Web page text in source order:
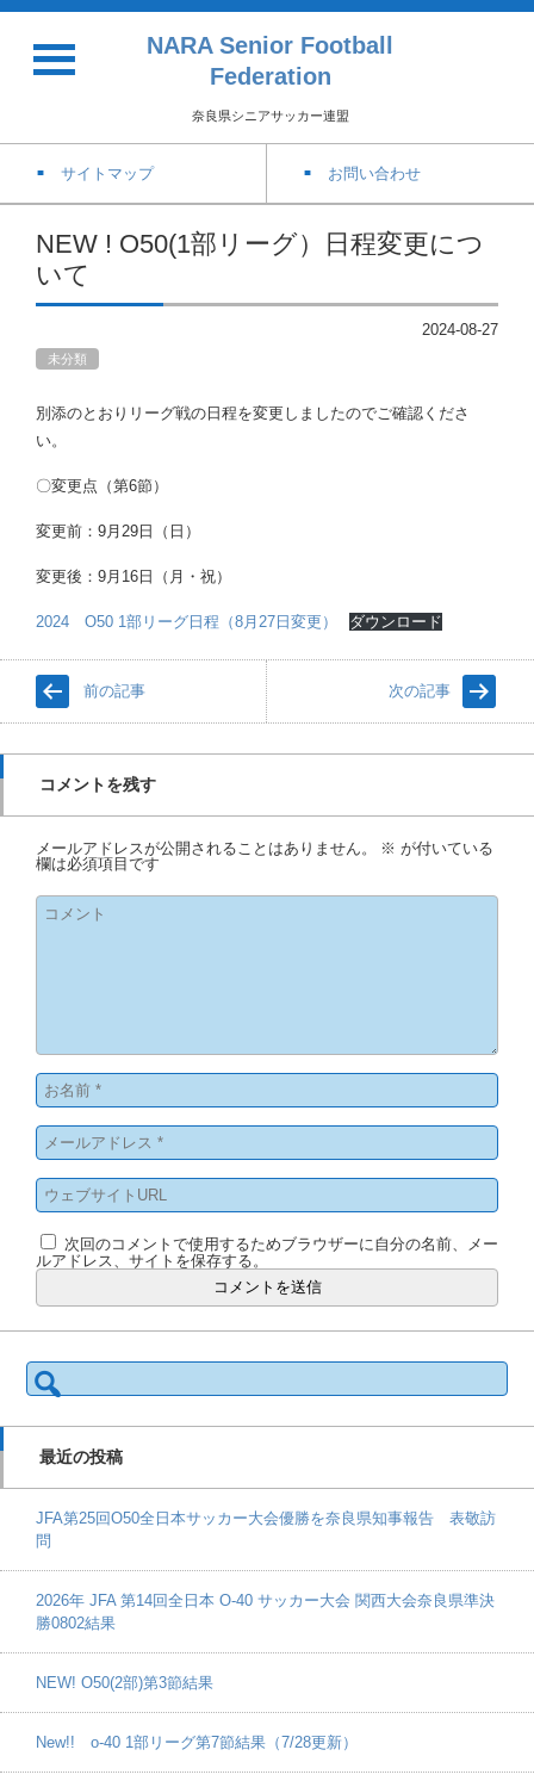
NARA Senior Football
Federation
奈良県シニアサッカー連盟
サイトマップ お問い合わせ
NEW ! O50(1部リーグ）日程変更につ
いて
2024-08-27
未分類
別添のとおりリーグ戦の日程を変更しましたのでご確認くださ
い。
〇変更点（第6節）
変更前：9月29日（日）
変更後：9月16日（月・祝）
2024 O50 1部リーグ日程（8月27日変更） ダウンロード
前の記事 次の記事
コメントを残す
メールアドレスが公開されることはありません。 ※ が付いている
欄は必須項目です
次回のコメントで使用するためブラウザーに自分の名前、メー
ルアドレス、サイトを保存する。
検
索:
最近の投稿
JFA第25回O50全日本サッカー大会優勝を奈良県知事報告 表敬訪
問
2026年 JFA 第14回全日本 O-40 サッカー大会 関西大会奈良県準決
勝0802結果
NEW! O50(2部)第3節結果
New!! o-40 1部リーグ第7節結果（7/28更新）